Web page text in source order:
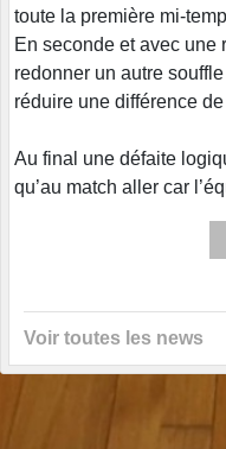
toute la première mi-
En seconde et avec une
redonner un autre
réduire une différence
Au final une défaite
qu’au match aller car
Voir toutes les news